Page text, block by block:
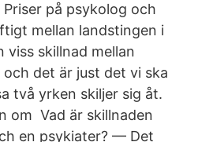
på psykolog och
mellan landstingen i
viss skillnad mellan
det är just det vi ska
två yrken skiljer sig åt.
om Vad är skillnaden
en psykiater? — Det